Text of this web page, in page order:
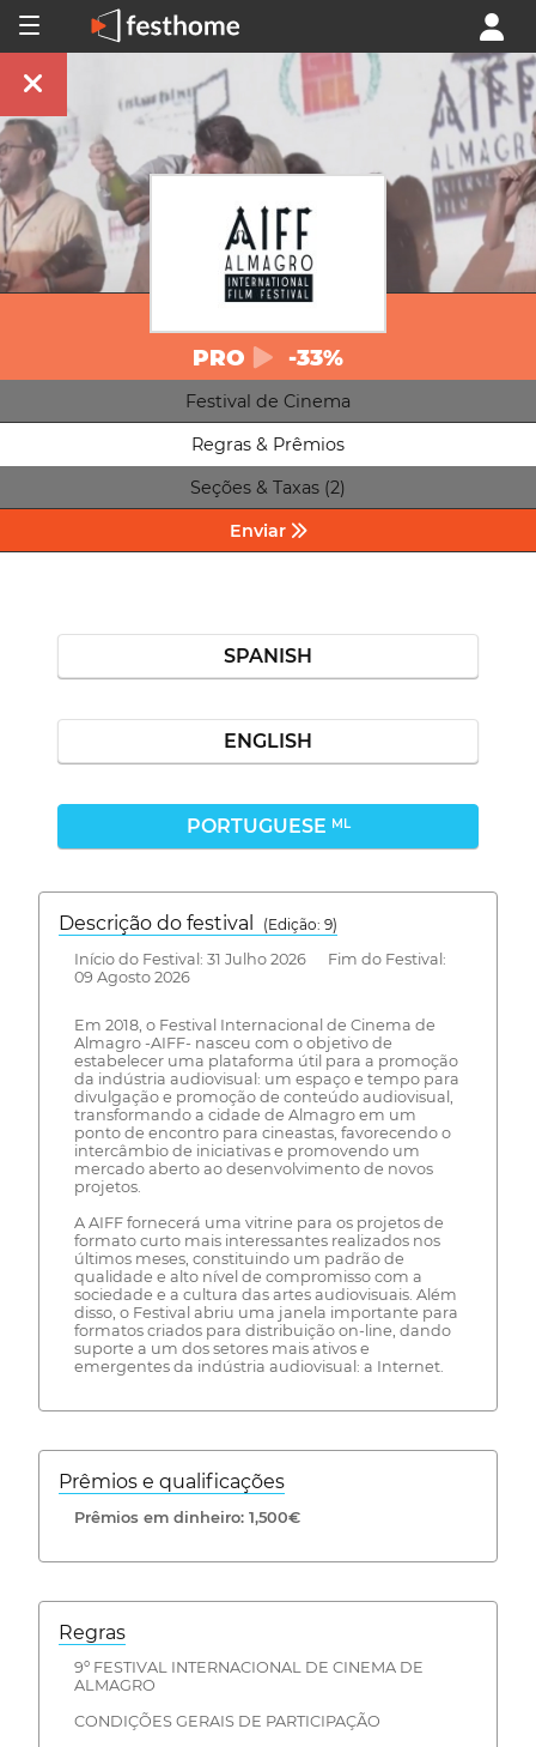
PRO -33%
Festival de Cinema
Regras & Prêmios
Seções & Taxas (2)
Enviar
SPANISH
ENGLISH
PORTUGUESE ML
Descrição do festival
(Edição: 9)
Início do Festival: 31 Julho 2026 Fim do Festival:
09 Agosto 2026
Em 2018, o Festival Internacional de Cinema de
Almagro -AIFF- nasceu com o objetivo de
estabelecer uma plataforma útil para a promoção
da indústria audiovisual: um espaço e tempo para
divulgação e promoção de conteúdo audiovisual,
transformando a cidade de Almagro em um
ponto de encontro para cineastas, favorecendo o
intercâmbio de iniciativas e promovendo um
mercado aberto ao desenvolvimento de novos
projetos.
A AIFF fornecerá uma vitrine para os projetos de
formato curto mais interessantes realizados nos
últimos meses, constituindo um padrão de
qualidade e alto nível de compromisso com a
sociedade e a cultura das artes audiovisuais. Além
disso, o Festival abriu uma janela importante para
formatos criados para distribuição on-line, dando
suporte a um dos setores mais ativos e
emergentes da indústria audiovisual: a Internet.
Prêmios e qualificações
Prêmios em dinheiro: 1,500€
Regras
9º FESTIVAL INTERNACIONAL DE CINEMA DE
ALMAGRO
CONDIÇÕES GERAIS DE PARTICIPAÇÃO